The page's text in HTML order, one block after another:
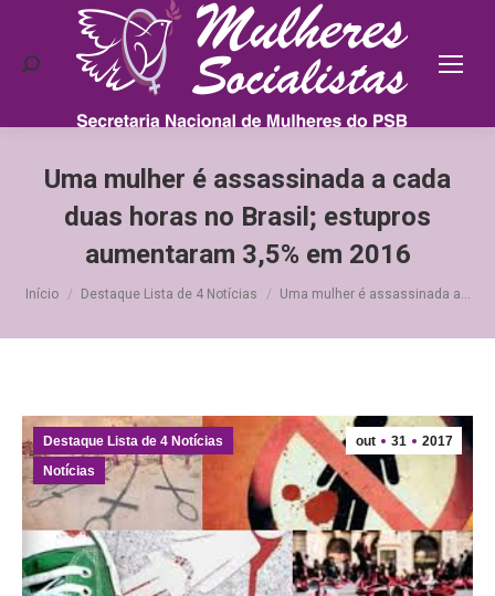
Search:
Uma mulher é assassinada a cada
duas horas no Brasil; estupros
aumentaram 3,5% em 2016
Você está aqui:
Início Destaque Lista de 4 Notícias Uma mulher é assassinada a…
out 31 2017
Destaque Lista de 4 Notícias
Notícias